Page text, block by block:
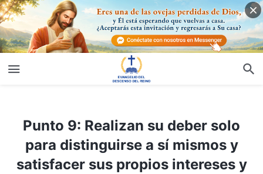
Punto 9: Realizan su deber solo
para distinguirse a sí mismos y
satisfacer sus propios intereses y